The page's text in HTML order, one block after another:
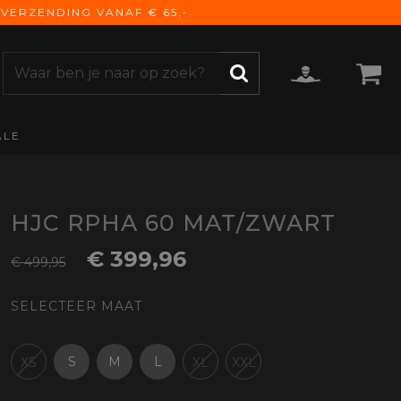
VANAF € 65,-
HJC RPHA 60 MAT/ZWART
€ 499,95 € 399,96
SELECTEER MAAT
XS S M L XL XXL